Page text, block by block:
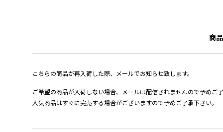
商
こちらの商品が再入荷した際、メールでお知らせ致します。
ご希望の商品が入荷しない場合、メールは配信されませんので予めご
人気商品はすぐに完売する場合がございますので予めご了承下さい。